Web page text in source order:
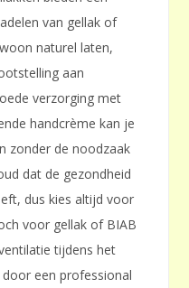
van gellak of
naturel laten,
aan
verzorging met
handcrème kan je
zonder de noodzaak
dat de gezondheid
dus kies altijd voor
voor gellak of BIAB
tijdens het
een professional